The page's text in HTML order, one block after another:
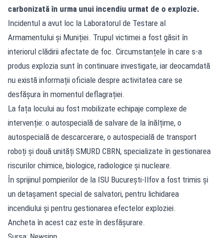
carbonizată în urma unui incendiu urmat de o explozie.
Incidentul a avut loc la Laboratorul de Testare al
Armamentului și Muniției. Trupul victimei a fost găsit în
interiorul clădirii afectate de foc. Circumstanțele în care s-a
produs explozia sunt în continuare investigate, iar deocamdată
nu există informații oficiale despre activitatea care se
desfășura în momentul deflagrației.
La fața locului au fost mobilizate echipaje complexe de
intervenție: o autospecială de salvare de la înălțime, o
autospecială de descarcerare, o autospecială de transport
roboți și două unități SMURD CBRN, specializate în gestionarea
riscurilor chimice, biologice, radiologice și nucleare.
În sprijinul pompierilor de la ISU București-Ilfov a fost trimis și
un detașament special de salvatori, pentru lichidarea
incendiului și pentru gestionarea efectelor exploziei.
Ancheta în acest caz este în desfășurare.